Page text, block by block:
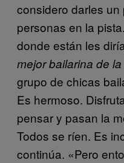
considero darles
personas en la
donde están les
mejor bailarina de
grupo de chicas
Es hermoso.
pensar y pasan la
Todos se ríen. Es
continúa. «Pero